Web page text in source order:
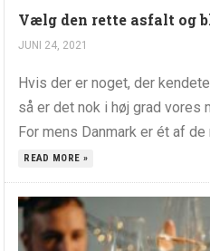
Vælg den rette asfalt og
JUNI 24, 2021
Hvis der er noget, der
så er det nok i høj grad vores
For mens Danmark er ét af
READ MORE »